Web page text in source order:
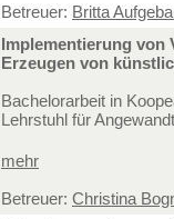
Betreuer: Britta
Implementierung von
Erzeugen von
Bachelorarbeit in
Lehrstuhl für
mehr
Betreuer: Christina